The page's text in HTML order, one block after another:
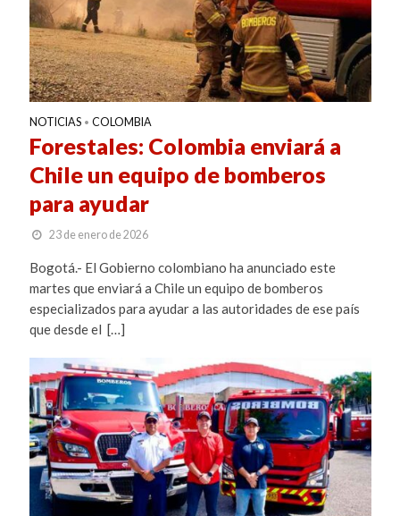
NOTICIAS • COLOMBIA
Forestales: Colombia enviará a
Chile un equipo de bomberos
para ayudar
23 de enero de 2026
Bogotá.- El Gobierno colombiano ha anunciado este
martes que enviará a Chile un equipo de bomberos
especializados para ayudar a las autoridades de ese país
que desde el […]